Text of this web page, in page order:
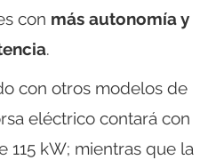
con más autonomía y
.
con otros modelos de
eléctrico contará con
115 kW; mientras que la